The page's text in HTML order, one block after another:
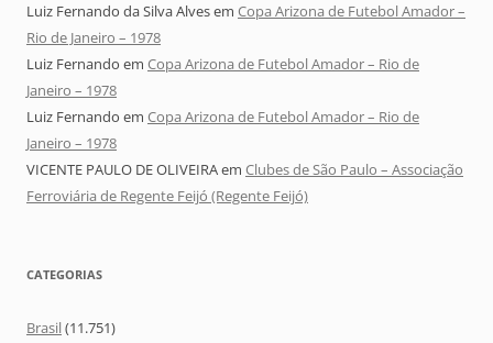
Luiz Fernando da Silva Alvesem Copa Arizona de Futebol Amador –
Rio de Janeiro – 1978
Luiz Fernando em Copa Arizona de Futebol Amador – Rio de
Janeiro – 1978
Luiz Fernando em Copa Arizona de Futebol Amador – Rio de
Janeiro – 1978
VICENTE PAULO DE OLIVEIRAem Clubes de São Paulo – Associação
Ferroviária de Regente Feijó (Regente Feijó)
CATEGORIAS
Brasil(11.751)